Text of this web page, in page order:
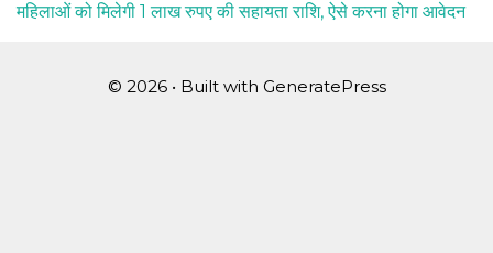
महिलाओं को मिलेगी 1 लाख रुपए की सहायता राशि, ऐसे करना होगा आवेदन
© 2026 • Built with GeneratePress